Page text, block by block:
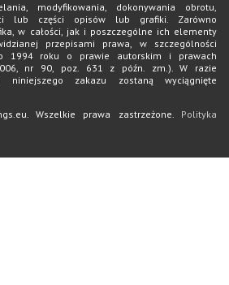
modyfikowania, dokonywania obrotu,
lub części opisów lub grafiki. Zarówno
w całości, jak i poszczególne ich elementy
przepisami prawa, w szczególności
1994 roku o prawie autorskim i prawach
nr 90, poz. 631 z późn. zm.). W razie
zakazu zostaną wyciągnięte
Wszelkie prawa zastrzeżone. Polityka